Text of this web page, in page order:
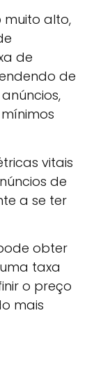
muito alto,
de
de
vitais
de
a se ter
obter
taxa
o preço
mais